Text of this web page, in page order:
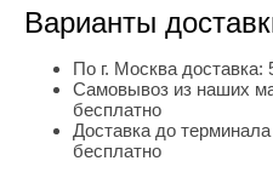
Варианты
По г. Москва доставка:
Самовывоз из наших
бесплатно
Доставка до
бесплатно